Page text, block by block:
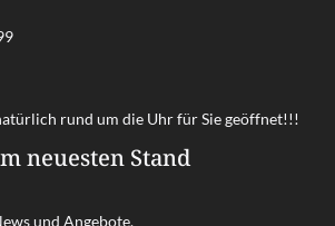
rund um die Uhr für Sie geöffnet!!!
neuesten Stand
und Angebote.